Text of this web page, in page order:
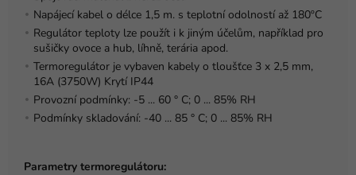
Napájecí kabel o délce 1,5 m. s teplotní odolností až 180ºC
Regulátor teploty lze použít i k jiným účelům, například pro
sušičky ovoce a hub, líhně, terária apod.
Termoregulátor je vybaven kabely o tloušťce 3 x 2,5 mm,
16A (3750W) Krytí IP44
Provozní podmínky: -5 ... 60 ° C; 0 ... 85% RH
Podmínky skladování: -40 ... 85 ° C; 0 ... 85% RH
Parametry termoregulátoru: